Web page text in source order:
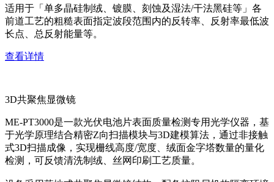
适用于「单多晶硅制绒、镀膜、刻蚀及湿法/干法黑硅等」各
前道工艺的粗糙表面指定波段范围内的反转率、反射率最低波
长点、总反射能量等。
查看详情
3D共聚焦显微镜
ME-PT3000是一款光伏电池片表面质量检测专用光学仪器，基
于光学原理结合精密Z向扫描模块与3D建模算法，通过非接触
式3D扫描成像，实现栅线高度/宽度、绒面金字塔数量的量化
检测，可反馈清洗制绒、丝网印刷工艺质量。